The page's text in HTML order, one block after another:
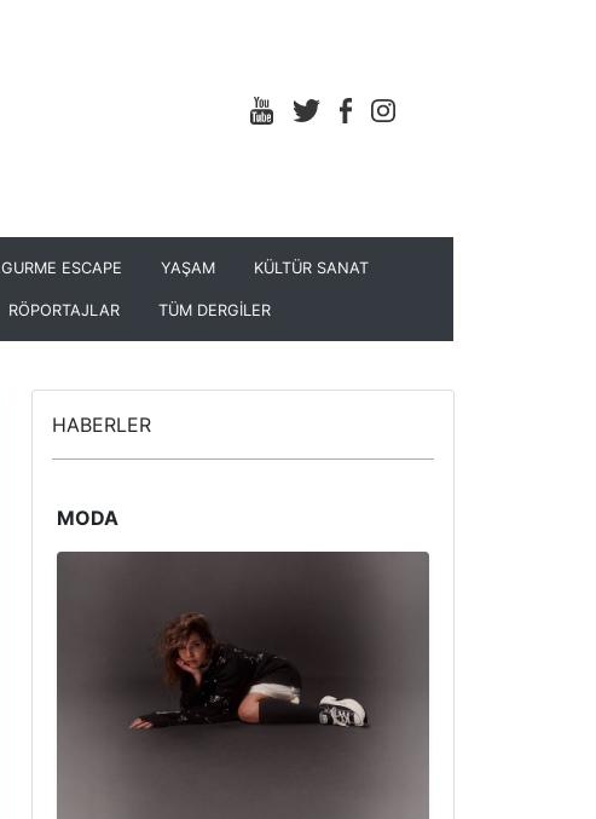
GURME ESCAPE YAŞAM KÜLTÜR SANAT
RÖPORTAJLAR TÜM DERGİLER
HABERLER
MODA